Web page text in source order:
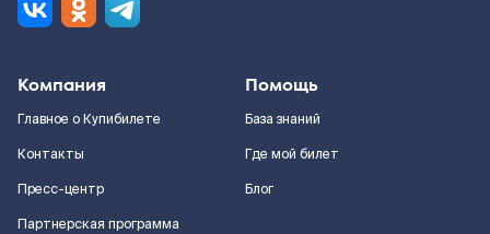
Компания
Главное о Купибилете
Контакты
Пресс-центр
Партнерская программа
Помощь
База знаний
Где мой билет
Блог